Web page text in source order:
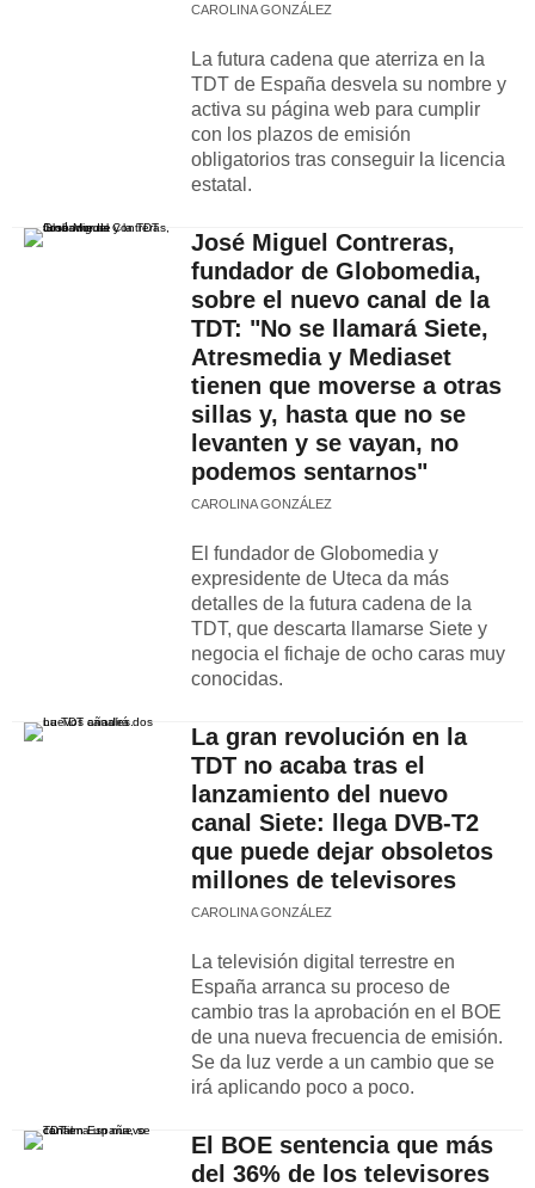
CAROLINA GONZÁLEZ
La futura cadena que aterriza en la
TDT de España desvela su nombre y
activa su página web para cumplir
con los plazos de emisión
obligatorios tras conseguir la licencia
estatal.
José Miguel Contreras,
fundador de Globomedia,
sobre el nuevo canal de la
TDT: "No se llamará Siete,
Atresmedia y Mediaset
tienen que moverse a otras
sillas y, hasta que no se
levanten y se vayan, no
podemos sentarnos"
CAROLINA GONZÁLEZ
El fundador de Globomedia y
expresidente de Uteca da más
detalles de la futura cadena de la
TDT, que descarta llamarse Siete y
negocia el fichaje de ocho caras muy
conocidas.
La gran revolución en la
TDT no acaba tras el
lanzamiento del nuevo
canal Siete: llega DVB-T2
que puede dejar obsoletos
millones de televisores
CAROLINA GONZÁLEZ
La televisión digital terrestre en
España arranca su proceso de
cambio tras la aprobación en el BOE
de una nueva frecuencia de emisión.
Se da luz verde a un cambio que se
irá aplicando poco a poco.
El BOE sentencia que más
del 36% de los televisores